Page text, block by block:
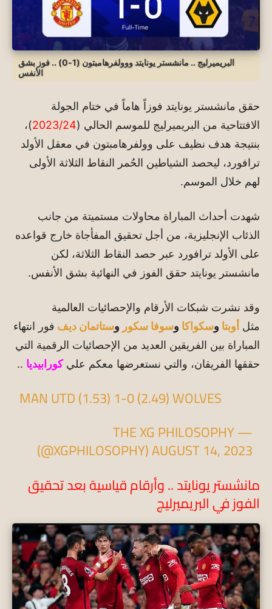
البريميرليج .. مانشستر يونايتد ووولفرهامبتون (1-0) .. فوز بشق
الأنفس
حقق مانشستر يونايتد فوزاً هاماً في ختام الجولة
الافتتاحية من البريميرليج للموسم الحالي (2023/24)،
بنتيجة هدف نظيف على وولفرهامبتون في معقل الأولد
ترافورد، ليحصد الشياطين الحُمر النقاط الثلاثة الأولى
لهم خلال الموسم.
شهدت أحداث المباراة محاولات مستميتة من جانب
الذئاب الإنجليزية، من أجل تحقيق المفأجاة خارج قواعده
على الأولد ترافورد عبر حصد النقاط الثلاثة، لكن
مانشستر يونايتد حقق الفوز في النهائية بشق الأنفس.
وقد نشرت شبكات الأرقام والإحصائيات العالمية
مثل أوبتا وسكواكا وسوفا سكور وستاتمان ديف فور انتهاء
المباراة بين الفريقين العديد من الإحصائيات الرقمية التي
حققها الفريقان، والتي نستعرضها معكم عليكورابيديا ..
MAN UTD (1.53) 1-0 (2.49) WOLVES
— THE XG PHILOSOPHY
(@XGPHILOSOPHY)AUGUST 14, 2023
مانشستر يونايتد .. وأرقام قياسية بعد تحقيق
الفوز في البريميرليج